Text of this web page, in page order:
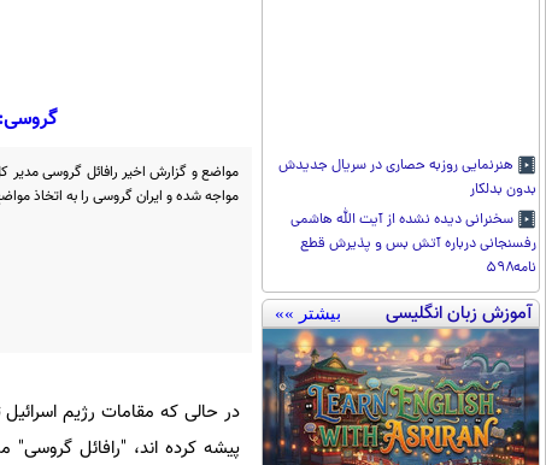
هنرنمایی روزبه حصاری در سریال جدیدش
بدون بدلکار
سخنرانی دیده نشده از آیت الله هاشمی
رفسنجانی درباره آتش بس و پذیرش قطع
نامه۵۹۸
آموزش زبان انگلیسی بیشتر »»
گروسی:
مواضع و گزارش اخیر رافائل گروسی مدیر
مواجه شده و ایران گروسی را به اتخاذ
در حالی که مقامات رژیم
پیشه کرده اند، "رافائل